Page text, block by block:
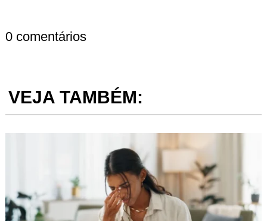
0 comentários
VEJA TAMBÉM: